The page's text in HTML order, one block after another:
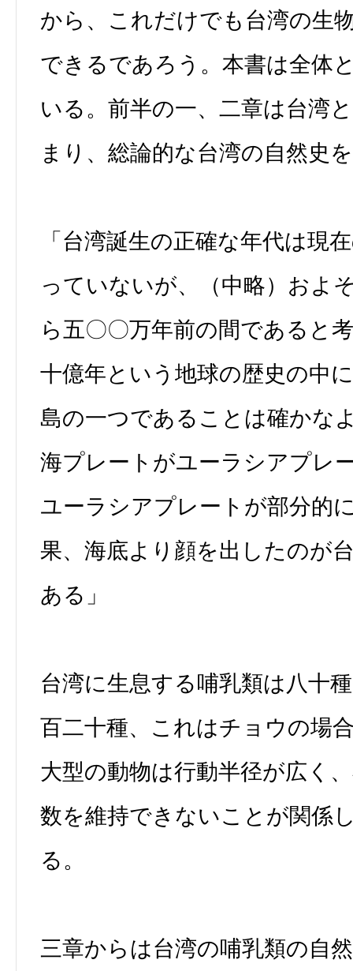
から、これだけでも台湾の生
できるであろう。本書は全体
いる。前半の一、二章は台湾
まり、総論的な台湾の自然史
「台湾誕生の正確な年代は現
っていないが、（中略）およ
ら五〇〇万年前の間であると
十億年という地球の歴史の中
島の一つであることは確かな
海プレートがユーラシアプレ
ユーラシアプレートが部分的
果、海底より顔を出したのが
ある」
台湾に生息する哺乳類は八十
百二十種、これはチョウの場
大型の動物は行動半径が広く
数を維持できないことが関係
る。
三章からは台湾の哺乳類の自